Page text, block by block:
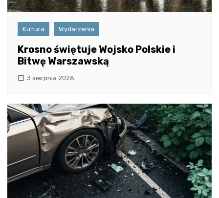
Kultura Wydarzenia
Krosno świętuje Wojsko Polskie i
Bitwę Warszawską
3 sierpnia 2026